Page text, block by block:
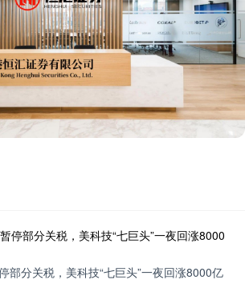
部分关税，美科技“七巨头”一夜回涨8000亿